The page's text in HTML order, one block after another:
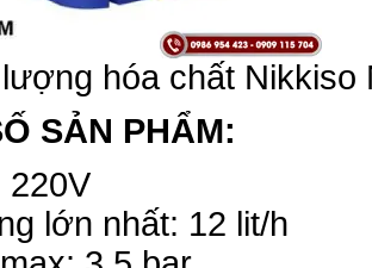
hóa chất Nikkiso
SẢN PHẨM:
220V
lớn nhất: 12 lit/h